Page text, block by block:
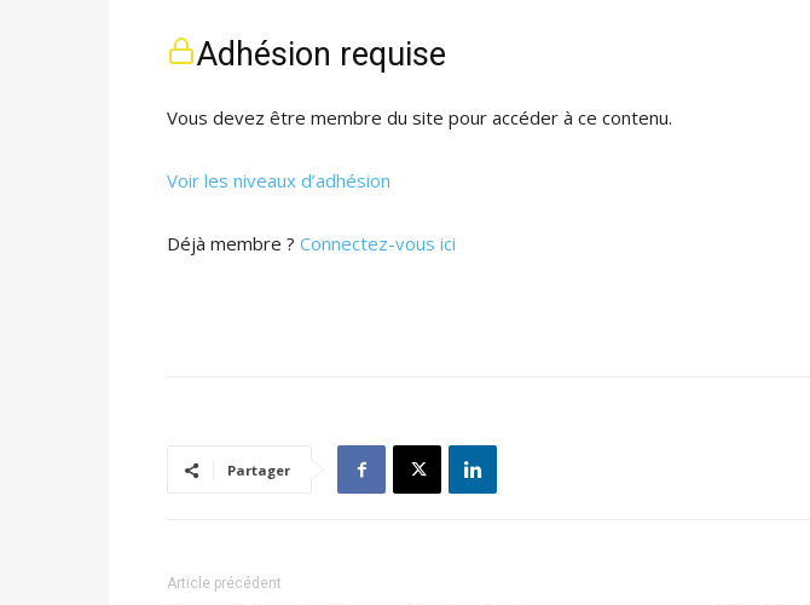
Adhésion requise
Vous devez être membre du site pour accéder à ce contenu.
Voir les niveaux d’adhésion
Déjà membre ? Connectez-vous ici
Partager
Article précédent